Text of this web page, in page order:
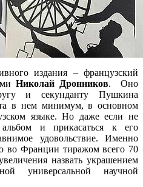
издания – французский
Николай Дронников. Оно
и секунданту Пушкина
в нем минимум, в основном
языке. Но даже если не
и прикасаться к его
удовольствие. Именно
во Франции тиражом всего 70
назвать украшением
универсальной научной